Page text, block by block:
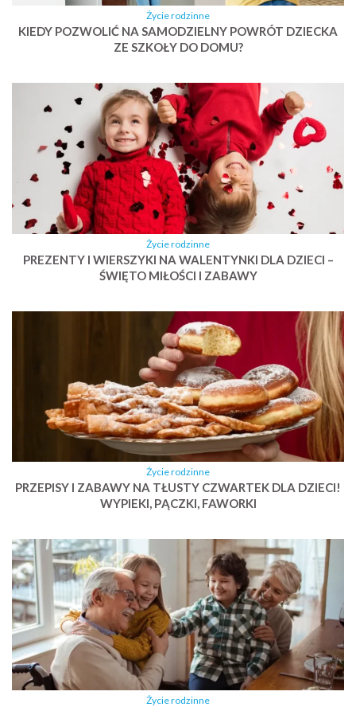
Życie rodzinne
KIEDY POZWOLIĆ NA SAMODZIELNY POWRÓT DZIECKA
ZE SZKOŁY DO DOMU?
Życie rodzinne
PREZENTY I WIERSZYKI NA WALENTYNKI DLA DZIECI –
ŚWIĘTO MIŁOŚCI I ZABAWY
Życie rodzinne
PRZEPISY I ZABAWY NA TŁUSTY CZWARTEK DLA DZIECI!
WYPIEKI, PĄCZKI, FAWORKI
Życie rodzinne